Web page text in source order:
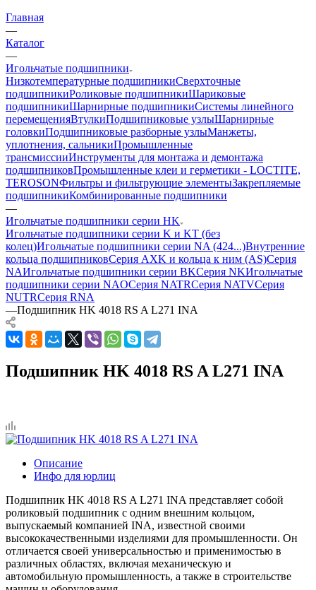
Главная
—
Каталог
—
Игольчатые подшипники
Низкотемпературные подшипникиСверхточные
подшипникиРоликовые подшипникиШариковые
подшипникиШарнирные подшипникиСистемы линейного
перемещенияВтулкиПодшипниковые узлыШарнирные
головкиПодшипниковые разборные узлыМанжеты,
уплотнения, сальникиПромышленные
трансмиссииИнструменты для монтажа и демонтажа
подшипниковПромышленные клеи и герметики - LOCTITE,
TEROSONФильтры и фильтрующие элементыЗакрепляемые
подшипникиКомбинированные подшипники
—
Игольчатые подшипники серии HK
Игольчатые подшипники серии K и KT (без
колец)Игольчатые подшипники серии NA (424...)Внутренние
кольца подшипниковСерия AXK и кольца к ним (AS)Серия
NAИгольчатые подшипники серии BKСерия NKИгольчатые
подшипники серии NAOСерия NATRСерия NATVСерия
NUTRСерия RNA
—Подшипник HK 4018 RS A L271 INA
Подшипник HK 4018 RS A L271 INA
Описание
Инфо для юрлиц
Подшипник HK 4018 RS A L271 INA представляет собой
роликовый подшипник с одним внешним кольцом,
выпускаемый компанией INA, известной своими
высококачественными изделиями для промышленности. Он
отличается своей универсальностью и применимостью в
различных областях, включая механическую и
автомобильную промышленность, а также в строительстве